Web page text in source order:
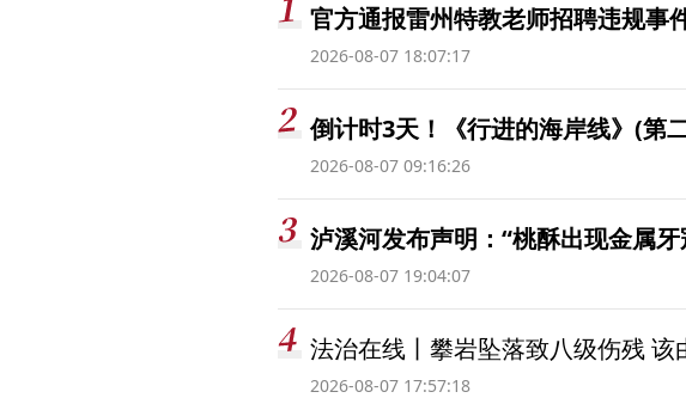
官方通报雷州特教老师招聘违规事
2026-08-07 18:07:17
倒计时3天！《行进的海岸线》(第
2026-08-07 09:16:26
泸溪河发布声明：“桃酥出现金属
2026-08-07 19:04:07
法治在线丨攀岩坠落致八级伤残 该
2026-08-07 17:57:18